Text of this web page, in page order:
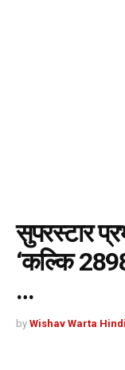
सुपरस्टार
‘कल्कि
…
by Wishav Warta